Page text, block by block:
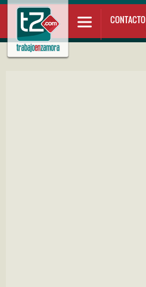
CONTACTO